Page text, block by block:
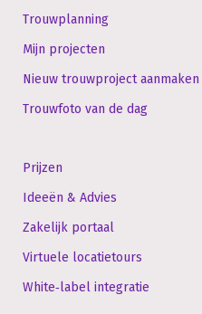
Trouwplanning
Mijn projecten
Nieuw trouwproject aanmaken
Trouwfoto van de dag
Prijzen
Ideeën & Advies
Zakelijk portaal
Virtuele locatietours
White‑label integratie